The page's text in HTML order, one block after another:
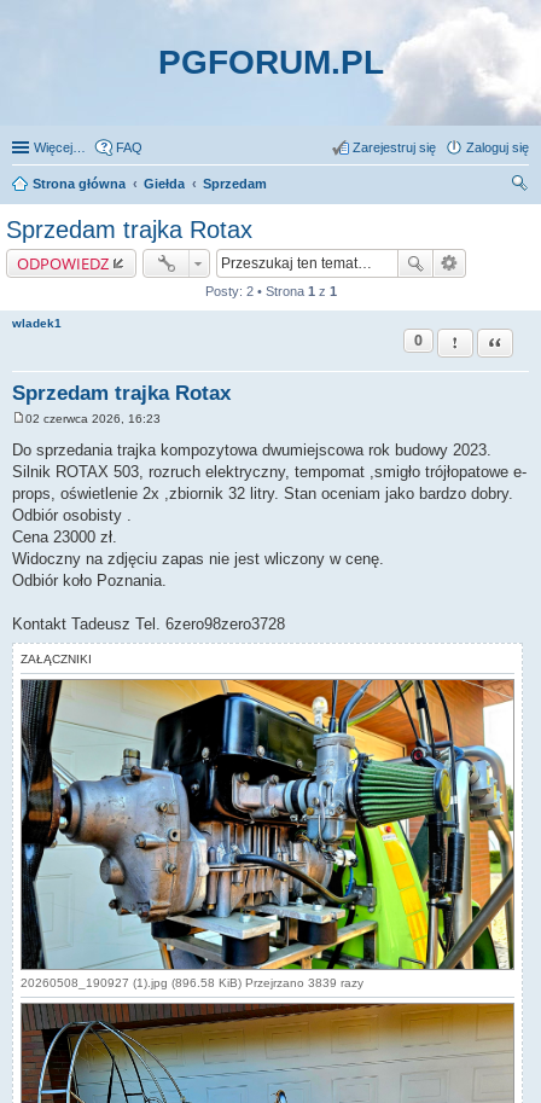
PGFORUM.PL
Więcej… FAQ Zaloguj się
Zarejestruj się
Strona główna Giełda
Sprzedam
Sprzedam trajka Rotax
ODPOWIEDZ
Posty: 2 • Strona 1 z 1
wladek1
Sprzedam trajka Rotax
0 Zgłoś ten post
Cytuj
s
02 czerwca 2026, 16:23
Do sprzedania trajka kompozytowa dwumiejscowa rok budowy 2023.
Silnik ROTAX 503, rozruch elektryczny, tempomat ,smigło trójłopatowe e-
props, oświetlenie 2x ,zbiornik 32 litry. Stan oceniam jako bardzo dobry.
Odbiór osobisty .
Cena 23000 zł.
Widoczny na zdjęciu zapas nie jest wliczony w cenę.
Odbiór koło Poznania.
Kontakt Tadeusz Tel. 6zero98zero3728
ZAŁĄCZNIKI
20260508_190927 (1).jpg (896.58 KiB) Przejrzano 3839 razy